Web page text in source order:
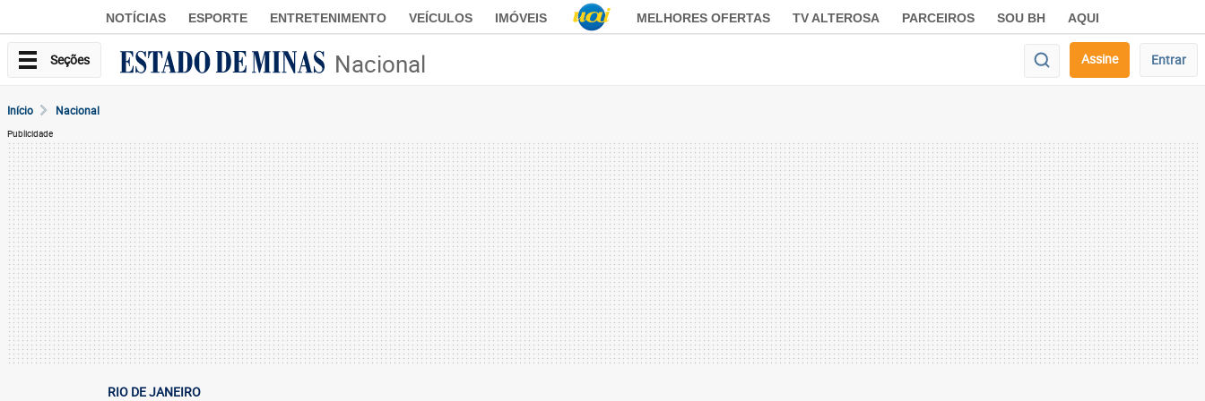
NOTÍCIAS ESPORTE ENTRETENIMENTO VEÍCULOS IMÓVEIS MELHORES OFERTAS TV ALTEROSA PARCEIROS SOU BH AQUI
Seções Nacional Assine Entrar
Início Nacional
Publicidade
RIO DE JANEIRO